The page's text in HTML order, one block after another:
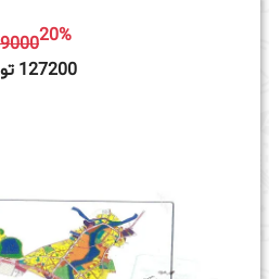
20%
127200 تومان